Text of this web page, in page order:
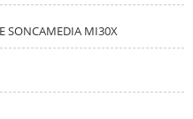
SONCAMEDIA MI30X